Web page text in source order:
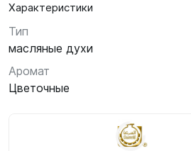
Характеристики
Тип
масляные духи
Аромат
Цветочные